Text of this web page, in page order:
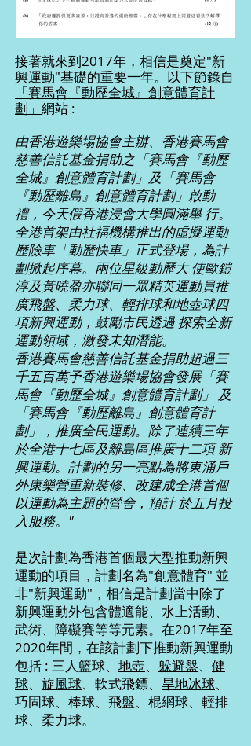
接著就來到2017年，相信是奠定"新
興運動"基礎的重要一年。以下節錄自
「賽馬會『動歷全城』創意體育計
劃」 網站 :
由香港遊樂場協會主辦、香港賽馬會
慈善信託基金捐助之「賽馬會『動歷
全城』創意體育計劃」及「賽馬會
『動歷離島』創意體育計劃」啟動
禮，今天假香港浸會大學圓滿舉 行。
全港首架由社福機構推出的虛擬運動
歷險車「動歷快車」正式登場，為計
劃掀起序幕。兩位星級動歷大 使歐鎧
淳及黃曉盈亦聯同一眾精英運動員推
廣飛盤、柔力球、輕排球和地壺球四
項新興運動，鼓勵市民透過 探索全新
運動領域，激發未知潛能。
香港賽馬會慈善信託基金捐助超過三
千五百萬予香港遊樂場協會發展「賽
馬會『動歷全城』創意體育計劃」 及
「賽馬會『動歷離島』創意體育計
劃」，推廣全民運動。除了連續三年
於全港十七區及離島區推廣十二項 新
興運動。計劃的另一亮點為將東涌戶
外康樂營重新裝修、改建成全港首個
以運動為主題的營舍，預計 於五月投
入服務。"
是次計劃為香港首個最大型推動新興
運動的項目，計劃名為"創意體育" 並
非"新興運動"，相信是計劃當中除了
新興運動外包含體適能、水上活動、
武術、障礙賽等等元素。在2017年至
2020年間，在該計劃下推動新興運動
包括 : 三人籃球、 地壺、 躲避盤、 健
球、 旋風球、軟式飛鏢、 旱地冰球、
巧固球、棒球、飛盤、棍網球、輕排
球、 柔力球。